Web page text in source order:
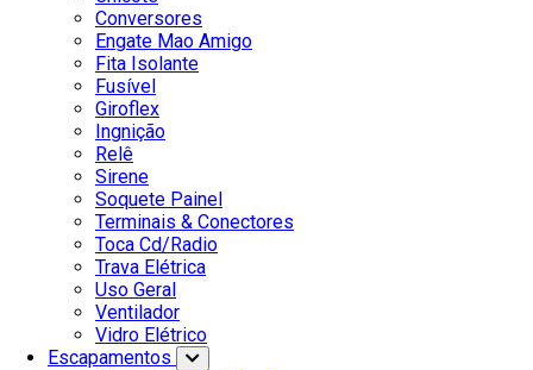
Conversores
Engate Mao Amigo
Fita Isolante
Fusível
Giroflex
Ingnição
Relê
Sirene
Soquete Painel
Terminais & Conectores
Toca Cd/Radio
Trava Elétrica
Uso Geral
Ventilador
Vidro Elétrico
Escapamentos